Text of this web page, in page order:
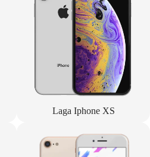
Laga Iphone XS